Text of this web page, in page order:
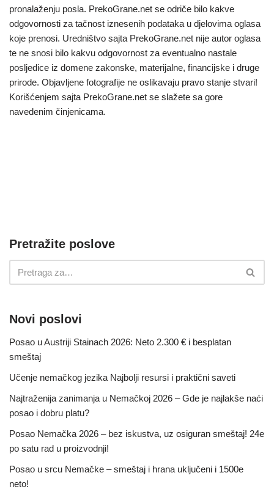
pronalaženju posla. PrekoGrane.net se odriče bilo kakve
odgovornosti za tačnost iznesenih podataka u djelovima oglasa
koje prenosi. Uredništvo sajta PrekoGrane.net nije autor oglasa
te ne snosi bilo kakvu odgovornost za eventualno nastale
posljedice iz domene zakonske, materijalne, financijske i druge
prirode. Objavljene fotografije ne oslikavaju pravo stanje stvari!
Korišćenjem sajta PrekoGrane.net se slažete sa gore
navedenim činjenicama.
Pretražite poslove
Novi poslovi
Posao u Austriji Stainach 2026: Neto 2.300 € i besplatan
smeštaj
Učenje nemačkog jezika Najbolji resursi i praktični saveti
Najtraženija zanimanja u Nemačkoj 2026 – Gde je najlakše naći
posao i dobru platu?
Posao Nemačka 2026 – bez iskustva, uz osiguran smeštaj! 24e
po satu rad u proizvodnji!
Posao u srcu Nemačke – smeštaj i hrana uključeni i 1500e
neto!